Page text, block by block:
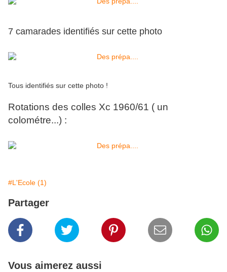
7 camarades identifiés sur cette photo
Tous identifiés sur cette photo !
Rotations des colles Xc 1960/61 ( un
colométre...) :
#L'Ecole (1)
Partager
Vous aimerez aussi